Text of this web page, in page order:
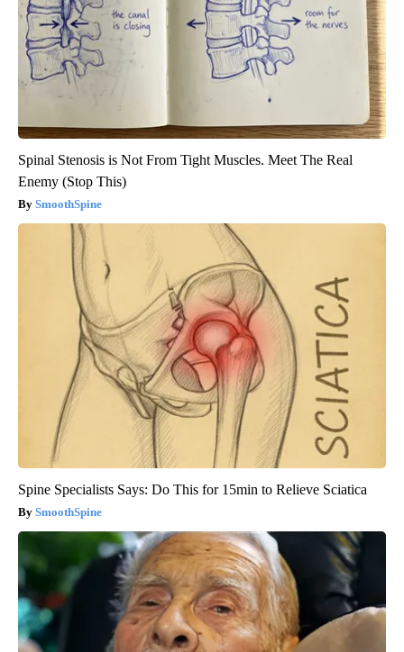
Spinal Stenosis is Not From Tight Muscles. Meet The Real
Enemy (Stop This)
SmoothSpine
Spine Specialists Says: Do This for 15min to Relieve Sciatica
SmoothSpine